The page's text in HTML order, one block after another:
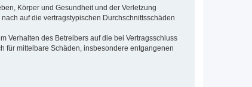
Körper und Gesundheit und der Verletzung
auf die vertragstypischen Durchschnittsschäden
Verhalten des Betreibers auf die bei Vertragsschluss
für mittelbare Schäden, insbesondere entgangenen